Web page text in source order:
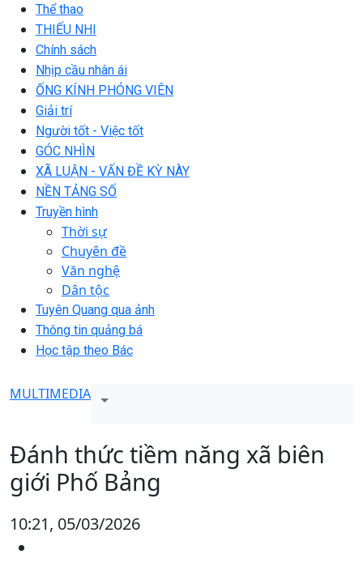
Thể thao
THIẾU NHI
Chính sách
Nhịp cầu nhân ái
ỐNG KÍNH PHÓNG VIÊN
Giải trí
Người tốt - Việc tốt
GÓC NHÌN
XÃ LUẬN - VẤN ĐỀ KỲ NÀY
NỀN TẢNG SỐ
Truyền hình
Thời sự
Chuyên đề
Văn nghệ
Dân tộc
Tuyên Quang qua ảnh
Thông tin quảng bá
Học tập theo Bác
MULTIMEDIA
Đánh thức tiềm năng xã biên
giới Phố Bảng
10:21, 05/03/2026